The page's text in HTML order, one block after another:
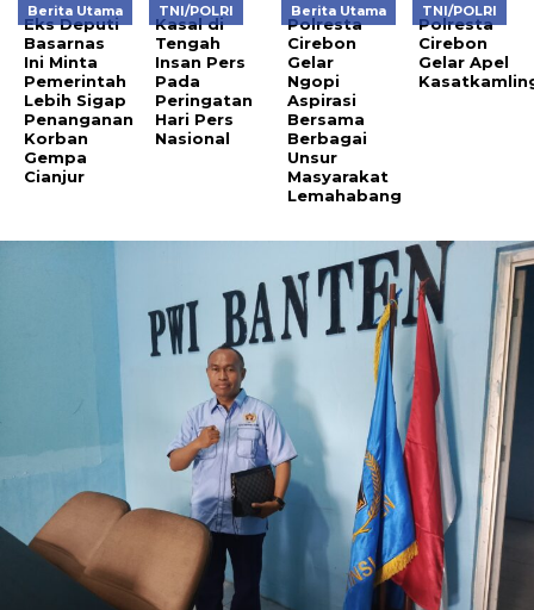
Berita Utama
Eks Deputi
Basarnas
Ini Minta
Pemerintah
Lebih Sigap
Penanganan
Korban
Gempa
Cianjur
TNI/POLRI
Kasal di
Tengah
Insan Pers
Pada
Peringatan
Hari Pers
Nasional
Berita Utama
Polresta
Cirebon
Gelar
Ngopi
Aspirasi
Bersama
Berbagai
Unsur
Masyarakat
Lemahabang
TNI/POLRI
Polresta
Cirebon
Gelar Apel